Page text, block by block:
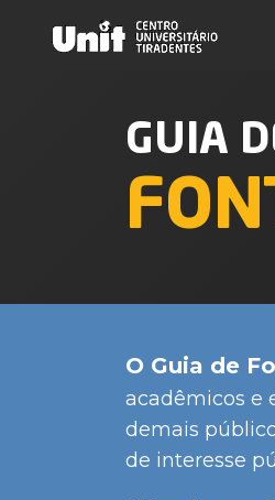
GUIA
O Guia de
acadêmicos e
demais
de interesse